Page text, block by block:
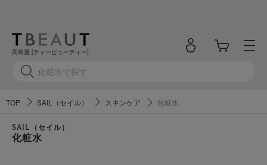
高島屋 [ティービューティー]
TOP SAIL（セイル） スキンケア 化粧水
SAIL（セイル）
化粧水